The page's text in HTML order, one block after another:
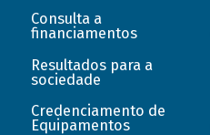
Consulta a
financiamentos
Resultados para a
sociedade
Credenciamento de
Equipamentos